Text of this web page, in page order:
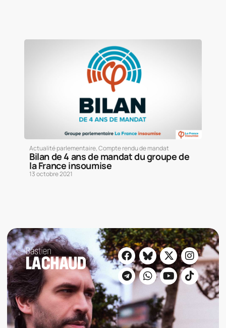
Actualité parlementaire,Compte rendu de mandat
Bilan de 4 ans de mandat du groupe de
la France insoumise
13 octobre 2021